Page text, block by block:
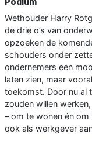
Wethouder Harry
de drie o’s van
opzoeken de
schouders onder
ondernemers een
laten zien, maar
toekomst. Door nu al
zouden willen
– om te wonen én
ook als werkgever